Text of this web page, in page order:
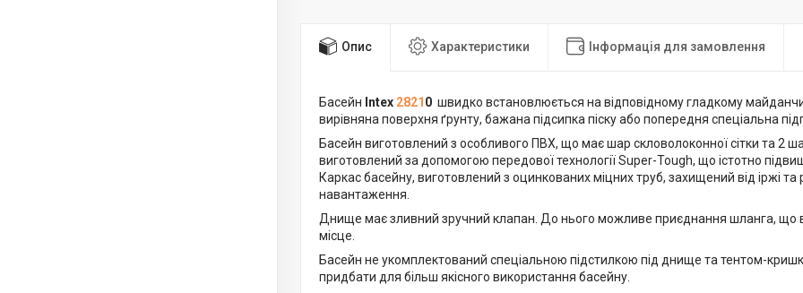
Опис Характеристики Інформація для замовлення
Басейн Intex 2821 0 швидко встановлюється на відповідному гладкому
вирівняна поверхня ґрунту, бажана підсипка піску або попередня спеціальна
Басейн виготовлений з особливого ПВХ, що має шар скловолоконної сітки та 2
виготовлений за допомогою передової технології Super-Tough, що істотно
Каркас басейну, виготовлений з оцинкованих міцних труб, захищений від іржі
навантаження.
Днище має зливний зручний клапан. До нього можливе приєднання шланга, що
місце.
Басейн не укомплектований спеціальною підстилкою під днище та тентом-
придбати для більш якісного використання басейну.